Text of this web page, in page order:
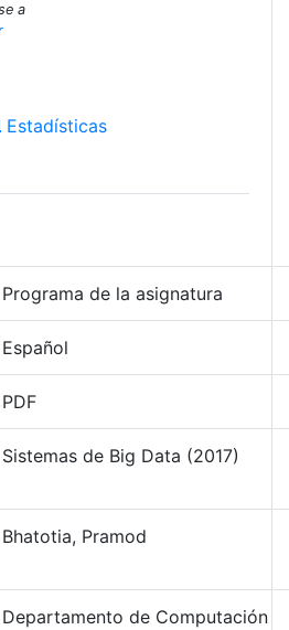
a
Estadísticas
Programa de la asignatura
Español
PDF
Sistemas de Big Data (2017)
Bhatotia, Pramod
Departamento de Computación